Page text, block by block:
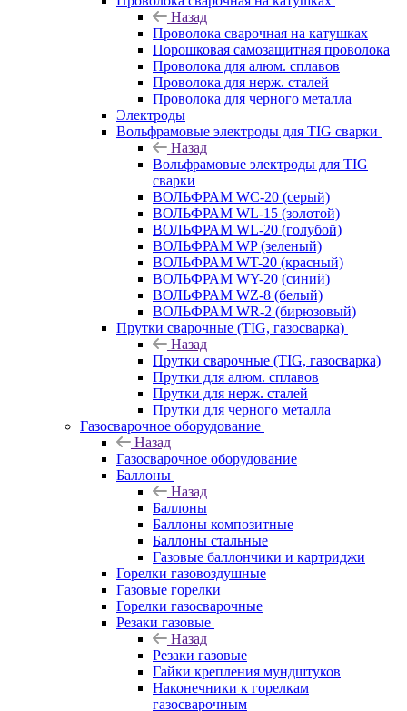
Назад
Проволока сварочная на катушках
Порошковая самозащитная проволока
Проволока для алюм. сплавов
Проволока для нерж. сталей
Проволока для черного металла
Электроды
Вольфрамовые электроды для TIG сварки
Назад
Вольфрамовые электроды для TIG
сварки
ВОЛЬФРАМ WC-20 (серый)
ВОЛЬФРАМ WL-15 (золотой)
ВОЛЬФРАМ WL-20 (голубой)
ВОЛЬФРАМ WP (зеленый)
ВОЛЬФРАМ WT-20 (красный)
ВОЛЬФРАМ WY-20 (синий)
ВОЛЬФРАМ WZ-8 (белый)
ВОЛЬФРАМ WR-2 (бирюзовый)
Прутки сварочные (TIG, газосварка)
Назад
Прутки сварочные (TIG, газосварка)
Прутки для алюм. сплавов
Прутки для нерж. сталей
Прутки для черного металла
Газосварочное оборудование
Назад
Газосварочное оборудование
Баллоны
Назад
Баллоны
Баллоны композитные
Баллоны стальные
Газовые баллончики и картриджи
Горелки газовоздушные
Газовые горелки
Горелки газосварочные
Резаки газовые
Назад
Резаки газовые
Гайки крепления мундштуков
Наконечники к горелкам
газосварочным